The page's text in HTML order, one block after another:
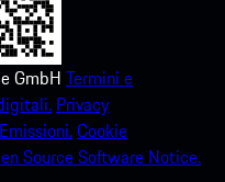
GmbH Termini e
Privacy
Cookie
Source Software Notice.